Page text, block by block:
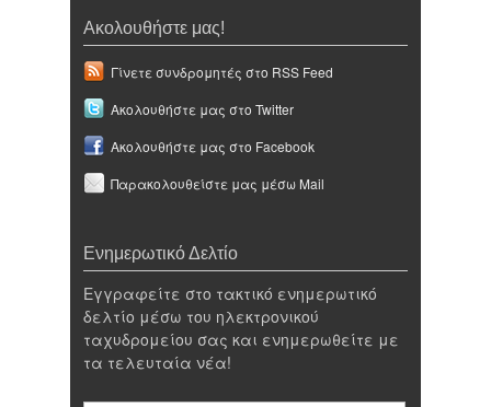
Ακολουθήστε μας!
Γίνετε συνδρομητές στο RSS Feed
Ακολουθήστε μας στο Twitter
Ακολουθήστε μας στο Facebook
Παρακολουθείστε μας μέσω Mail
Ενημερωτικό Δελτίο
Εγγραφείτε στο τακτικό ενημερωτικό
δελτίο μέσω του ηλεκτρονικού
ταχυδρομείου σας και ενημερωθείτε με
τα τελευταία νέα!